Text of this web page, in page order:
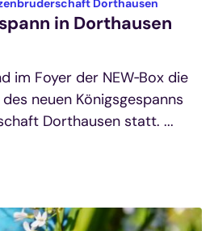
in Dorthausen
im Foyer der NEW‑Box die
neuen Königsgespanns
Dorthausen statt. ...